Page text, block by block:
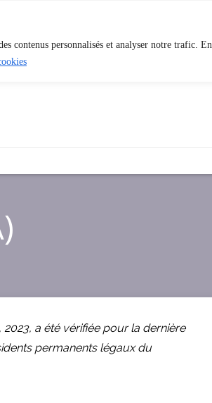
contenus personnalisés et analyser notre trafic. En
a été vérifiée pour la dernière
permanents légaux du